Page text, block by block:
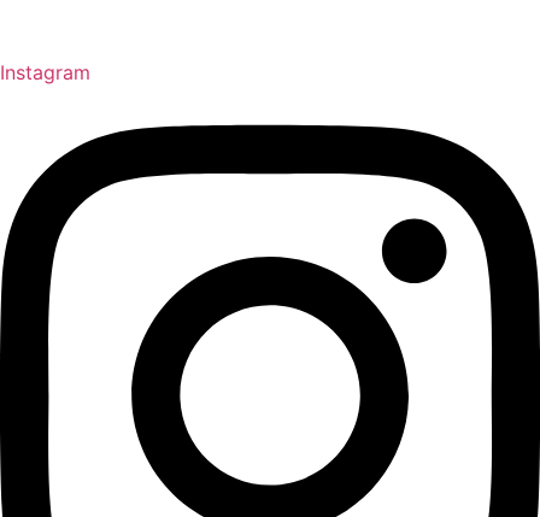
Instagram